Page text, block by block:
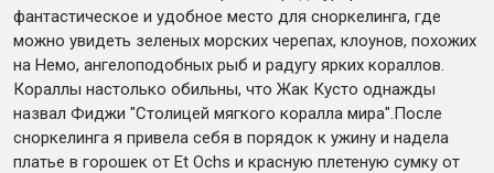
фантастическое и удобное место для сноркелинга, где
можно увидеть зеленых морских черепах, клоунов, похожих
на Немо, ангелоподобных рыб и радугу ярких кораллов.
Кораллы настолько обильны, что Жак Кусто однажды
назвал Фиджи "Столицей мягкого коралла мира".После
сноркелинга я привела себя в порядок к ужину и надела
платье в горошек от Et Ochs и красную плетеную сумку от